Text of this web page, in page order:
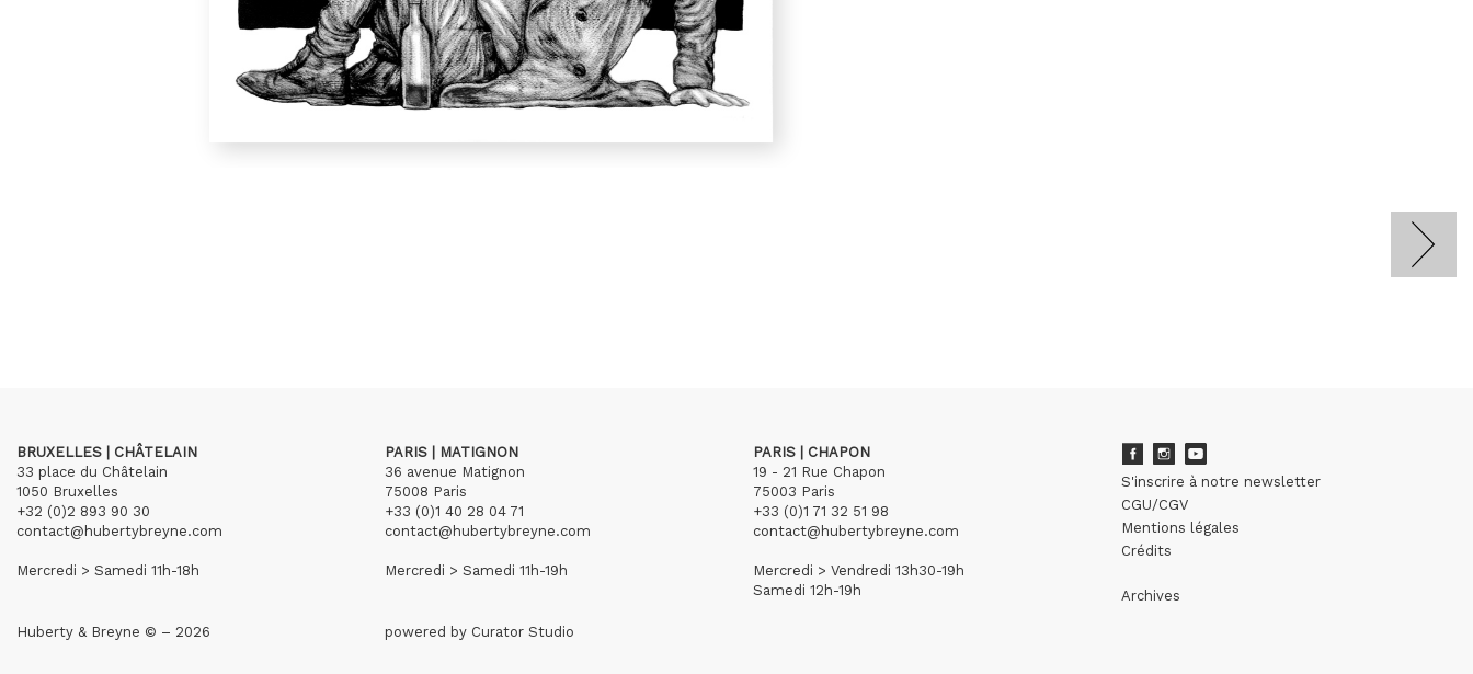
BRUXELLES | CHÂTELAIN
33 place du Châtelain
1050 Bruxelles
+32 (0)2 893 90 30
contact@hubertybreyne.com
Mercredi > Samedi 11h-18h
PARIS | MATIGNON
36 avenue Matignon
75008 Paris
+33 (0)1 40 28 04 71
contact@hubertybreyne.com
Mercredi > Samedi 11h-19h
PARIS | CHAPON
19 - 21 Rue Chapon
75003 Paris
+33 (0)1 71 32 51 98
contact@hubertybreyne.com
Mercredi > Vendredi 13h30-19h
Samedi 12h-19h
S'inscrire à notre newsletter
CGU/CGV
Mentions légales
Crédits
Archives
Huberty & Breyne © – 2026 powered by Curator Studio